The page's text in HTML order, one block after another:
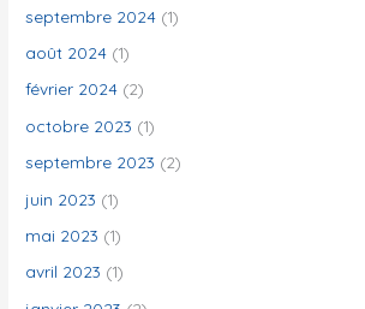
septembre 2024 (1)
août 2024 (1)
février 2024 (2)
octobre 2023 (1)
septembre 2023 (2)
juin 2023 (1)
mai 2023 (1)
avril 2023 (1)